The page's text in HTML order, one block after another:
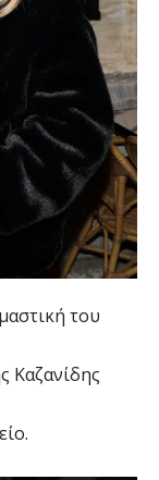
του
Καζανίδης